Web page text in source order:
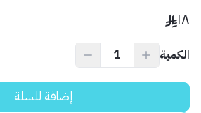
١٨
الكمية
إضافة للسلة